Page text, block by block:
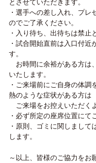
とさせていただきます。
・選手への差し入れ、プ
のでご了承ください。
・入り待ち、出待ちは禁止
・試合開始直前は入口付近
す。
お時間に余裕がある方は
いたします。
・ご来場前にご自身の体
熱のような症状がある方は
ご来場をお控えいただく
・必ず所定の座席位置にて
・原則、ゴミに関しまし
します。
～以上、皆様のご協力をお